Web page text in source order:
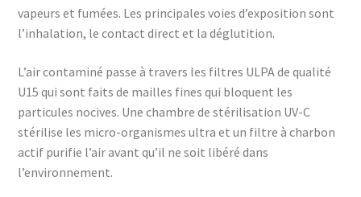
vapeurs et fumées. Les principales voies d’exposition sont
l’inhalation, le contact direct et la déglutition.
L’air contaminé passe à travers les filtres ULPA de qualité
U15 qui sont faits de mailles fines qui bloquent les
particules nocives. Une chambre de stérilisation UV-C
stérilise les micro-organismes ultra et un filtre à charbon
actif purifie l’air avant qu’il ne soit libéré dans
l’environnement.